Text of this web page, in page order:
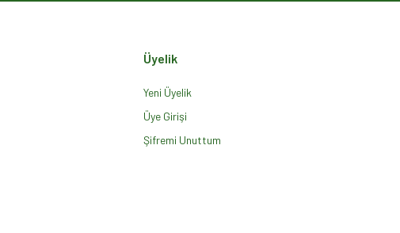
Üyelik
Yeni Üyelik
Üye Girişi
Şifremi Unuttum